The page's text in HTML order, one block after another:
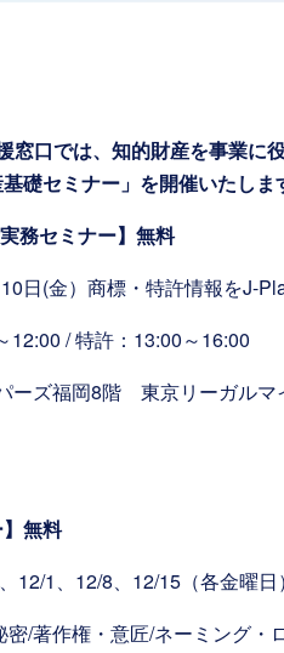
窓口では、知的財産を事業に
礎セミナー」を開催いたしま
務セミナー】無料
日(金）商標・特許情報をJ-
/ 特許：13:00～16:00
ズ福岡8階 東京リーガル
】無料
12/1、12/8、12/15（各金曜日
密/著作権・意匠/ネーミング・